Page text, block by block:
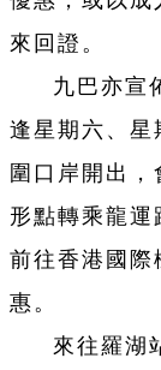
來回證。
九巴亦宣
逢星期六、星
圍口岸開出
形點轉乘龍
前往香港國際
惠。
來往羅湖